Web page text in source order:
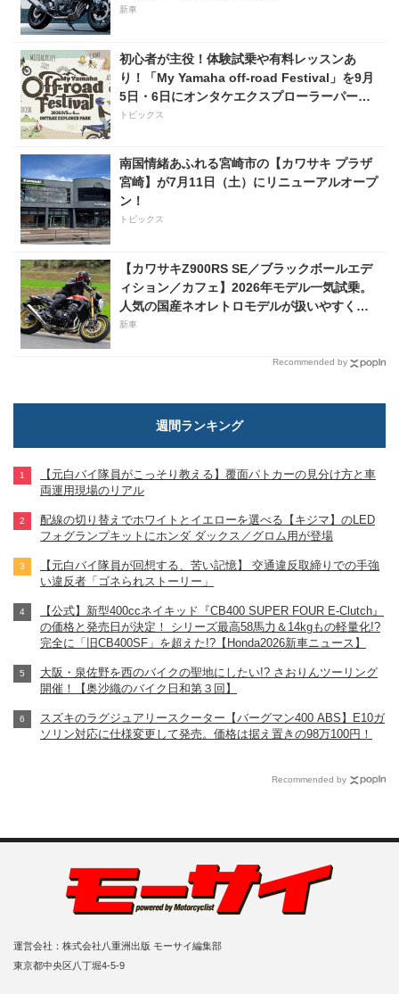
新車
初心者が主役！体験試乗や有料レッスンあ
り！「My Yamaha off-road Festival」を9月
5日・6日にオンタケエクスプローラーパーク
で実施！
トピックス
南国情緒あふれる宮崎市の【カワサキ プラザ
宮崎】が7月11日（土）にリニューアルオープ
ン！
トピックス
【カワサキZ900RS SE／ブラックボールエデ
ィション／カフェ】2026年モデル一気試乗。
人気の国産ネオレトロモデルが扱いやすく上
質に進化！
新車
Recommended by
週間ランキング
【元白バイ隊員がこっそり教える】覆面パトカーの見分け方と車
両運用現場のリアル
配線の切り替えでホワイトとイエローを選べる【キジマ】のLED
フォグランプキットにホンダ ダックス／グロム用が登場
【元白バイ隊員が回想する、苦い記憶】 交通違反取締りでの手強
い違反者「ゴネられストーリー」
【公式】新型400ccネイキッド『CB400 SUPER FOUR E-Clutch』
の価格と発売日が決定！ シリーズ最高58馬力＆14kgもの軽量化!?
完全に「旧CB400SF」を超えた!?【Honda2026新車ニュース】
大阪・泉佐野を西のバイクの聖地にしたい!? さおりんツーリング
開催！【奥沙織のバイク日和第３回】
スズキのラグジュアリースクーター【バーグマン400 ABS】E10ガ
ソリン対応に仕様変更して発売。価格は据え置きの98万100円！
Recommended by
運営会社：株式会社八重洲出版 モーサイ編集部
東京都中央区八丁堀4-5-9